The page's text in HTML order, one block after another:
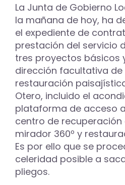
Plaza
Virrey
Velasco
La Junta de Gobierno
la mañana de hoy, ha
el expediente de
prestación del servicio
tres proyectos básicos
dirección facultativa
restauración
Otero, incluido el
plataforma de acceso
centro de recuperación
mirador 360º y
Es por ello que se
celeridad posible a
pliegos.